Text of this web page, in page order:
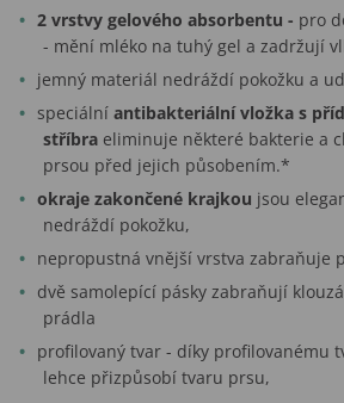
2 vrstvy gelového absorbentu - pro
- mění mléko na tuhý gel a zadržují
jemný materiál nedráždí pokožku a
speciální antibakteriální vložka s
stříbra eliminuje některé bakterie a
prsou před jejich působením.*
okraje zakončené krajkou jsou
nedráždí pokožku,
nepropustná vnější vrstva zabraňuje
dvě samolepící pásky zabraňují
prádla
profilovaný tvar - díky profilovanému
lehce přizpůsobí tvaru prsu,